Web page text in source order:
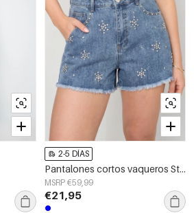
2-5 DÍAS
Pantalones cortos vaqueros Stass
MSRP €59,99
€21,95